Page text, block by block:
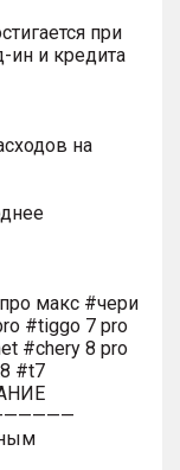
при
ин и кредита
на
макс #чери
#tiggo 7 pro
#chery 8 pro
#t7